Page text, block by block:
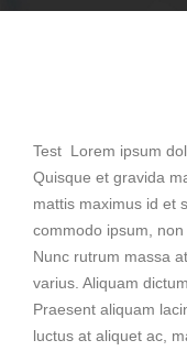
Test Lorem ipsum
Quisque et gravida
mattis maximus id et
commodo ipsum,
Nunc rutrum massa
varius. Aliquam
Praesent aliquam
luctus at aliquet ac,